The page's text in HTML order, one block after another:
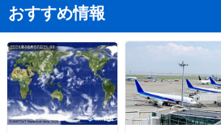
おすすめ情報